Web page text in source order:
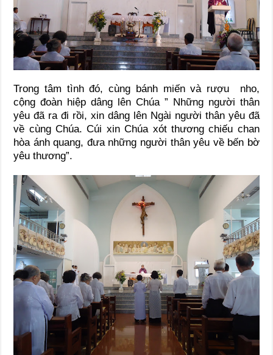
Trong tâm tình đó, cùng bánh miến và rượu nho,
cộng đoàn hiệp dâng lên Chúa ” Những người thân
yêu đã ra đi rồi, xin dâng lên Ngài người thân yêu đã
về cùng Chúa. Cúi xin Chúa xót thương chiếu chan
hòa ánh quang, đưa những người thân yêu về bến bờ
yêu thương”.